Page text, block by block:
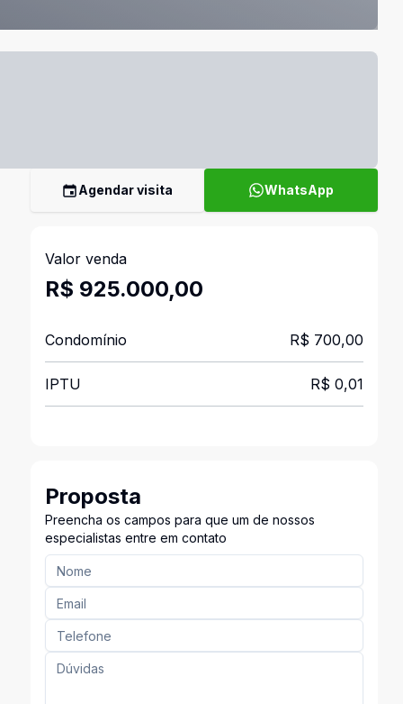
Agendar visita WhatsApp
Valor venda
R$ 925.000,00
Condomínio R$ 700,00
IPTU R$ 0,01
Proposta
Preencha os campos para que um de nossos
especialistas entre em contato